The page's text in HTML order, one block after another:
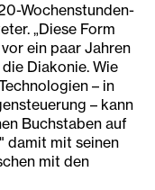
Wochenstunden-
„Diese Form
ein paar Jahren
Diakonie. Wie
– in
– kann
Buchstaben auf
damit mit seinen
mit den